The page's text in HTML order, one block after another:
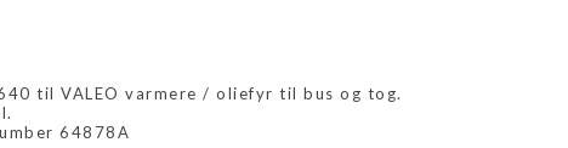
til VALEO varmere / oliefyr til bus og tog.
64878A